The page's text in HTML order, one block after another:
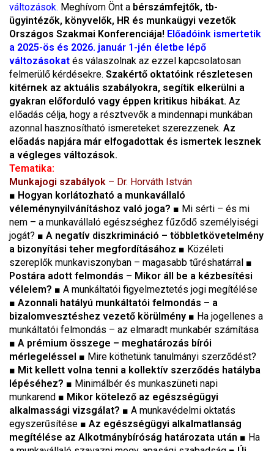
változások. Meghívom Önt a bérszámfejtők, tb-
ügyintézők, könyvelők, HR és munkaügyi vezetők
Országos Szakmai Konferenciája! Előadóink ismertetik
a 2025-ös és 2026. január 1-jén életbe lépő
változásokat és válaszolnak az ezzel kapcsolatosan
felmerülő kérdésekre. Szakértő oktatóink részletesen
kitérnek az aktuális szabályokra, segítik elkerülni a
gyakran előforduló vagy éppen kritikus hibákat. Az
előadás célja, hogy a résztvevők a mindennapi munkában
azonnal hasznosítható ismereteket szerezzenek. Az
előadás napjára már elfogadottak és ismertek lesznek
a végleges változások.
Tematika:
Munkajogi szabályok – Dr. Horváth István
■ Hogyan korlátozható a munkavállaló
véleménynyilvánításhoz való joga? ■ Mi sérti – és mi
nem – a munkavállaló egészséghez fűződő személyiségi
jogát? ■ A negatív diszkrimináció – többletkövetelmény
a bizonyítási teher megfordításához ■ Közéleti
szereplők munkaviszonyban – magasabb tűréshatárral ■
Postára adott felmondás – Mikor áll be a kézbesítési
vélelem? ■ A munkáltatói figyelmeztetés jogi megítélése
■ Azonnali hatályú munkáltatói felmondás – a
bizalomvesztéshez vezető körülmény ■ Ha jogellenes a
munkáltatói felmondás – az elmaradt munkabér számítása
■ A prémium összege – meghatározás bírói
mérlegeléssel ■ Mire köthetünk tanulmányi szerződést?
■ Mit kellett volna tenni a kollektív szerződés hatályba
lépéséhez? ■ Minimálbér és munkaszüneti napi
munkarend ■ Mikor kötelező az egészségügyi
alkalmassági vizsgálat? ■ A munkavédelmi oktatás
egyszerűsítése ■ Az egészségügyi alkalmatlanság
megítélése az Alkotmánybíróság határozata után ■ Ha